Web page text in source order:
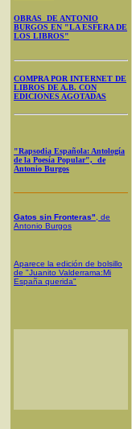
OBRAS DE ANTONIO
BURGOS EN "LA ESFERA DE
LOS LIBROS"
COMPRA POR INTERNET DE
LIBROS DE A.B. CON
EDICIONES AGOTADAS
"Rapsodia Española: Antología
de la Poesía Popular", de
Antonio Burgos
Gatos sin Fronteras" , de
Antonio Burgos
Aparece la edición de bolsillo
de "Juanito Valderrama:Mi
España querida"